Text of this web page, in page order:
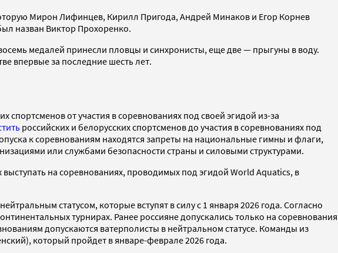
Мирон Лифинцев, Кирилл Пригода, Андрей Минаков и Егор Корнев
назван Виктор Прохоренко.
медалей принесли пловцы и синхронисты, еще две — прыгуны в воду.
впервые за последние шесть лет.
от участия в соревнованиях под своей эгидой из-за
российских и белорусских спортсменов до участия в соревнованиях под
к соревнованиям находятся запреты на национальные гимны и флаги,
или службами безопасности страны и силовыми структурами.
на соревнованиях, проводимых под эгидой World Aquatics, в
статусом, которые вступят в силу с 1 января 2026 года. Согласно
турнирах. Ранее россияне допускались только на соревнования
допускаются ватерполисты в нейтральном статусе. Команды из
который пройдет в январе-феврале 2026 года.